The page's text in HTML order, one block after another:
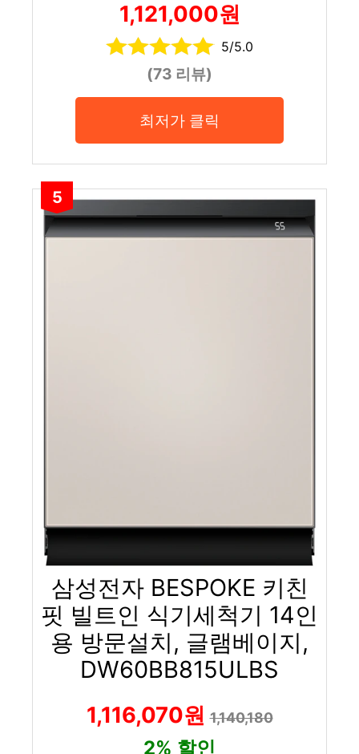
1,121,000원
5/5.0
(73 리뷰)
최저가 클릭
5
삼성전자 BESPOKE 키친
핏 빌트인 식기세척기 14인
용 방문설치, 글램베이지,
DW60BB815ULBS
1,116,070원1,140,180
2% 할인